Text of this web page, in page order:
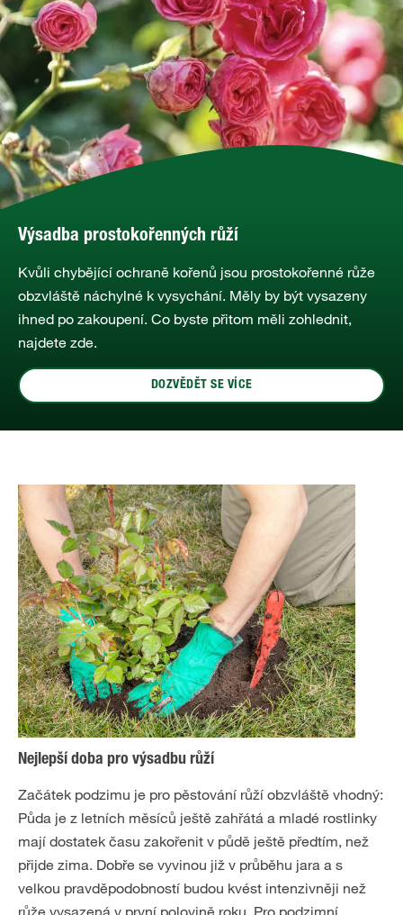
Výsadba prostokořenných růží
Kvůli chybějící ochraně kořenů jsou prostokořenné růže
obzvláště náchylné k vysychání. Měly by být vysazeny
ihned po zakoupení. Co byste přitom měli zohlednit,
najdete zde.
DOZVĚDĚT SE VÍCE
Nejlepší doba pro výsadbu růží
Začátek podzimu je pro pěstování růží obzvláště vhodný:
Půda je z letních měsíců ještě zahřátá a mladé rostlinky
mají dostatek času zakořenit v půdě ještě předtím, než
přijde zima. Dobře se vyvinou již v průběhu jara a s
velkou pravděpodobností budou kvést intenzivněji než
růže vysazená v první polovině roku. Pro podzimní